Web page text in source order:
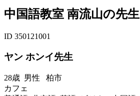
中国語教室 南流山の先生
ID 350121001
ヤン ホンイ先生
28歳 男性 柏市
カフェ